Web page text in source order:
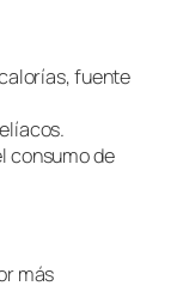
fuente
consumo de
más